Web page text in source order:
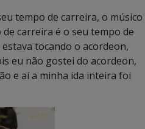
tempo de carreira, o músico
carreira é o seu tempo de
tocando o acordeon,
eu não gostei do acordeon,
e aí a minha ida inteira foi